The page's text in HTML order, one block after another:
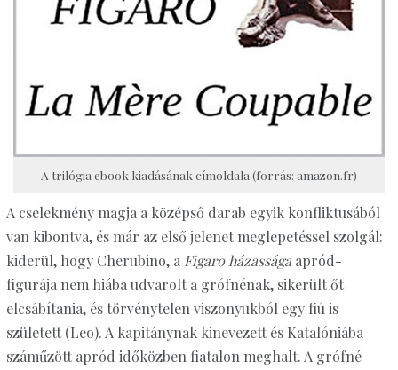
A trilógia ebook kiadásának címoldala (forrás: amazon.fr)
A cselekmény magja a középső darab egyik konfliktusából
van kibontva, és már az első jelenet meglepetéssel szolgál:
kiderül, hogy Cherubino, a Figaro házasságaapród-
figurája nem hiába udvarolt a grófnénak, sikerült őt
elcsábítania, és törvénytelen viszonyukból egy fiú is
született (Leo). A kapitánynak kinevezett és Katalóniába
száműzött apród időközben fiatalon meghalt. A grófné